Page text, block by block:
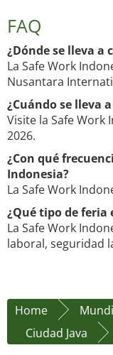
FAQ
¿Dónde se lleva a
La Safe Work
Nusantara
¿Cuándo se lleva
Visite la Safe Work
2026.
¿Con qué
Indonesia?
La Safe Work
¿Qué tipo de feria
La Safe Work
laboral, seguridad
Home
Ciudad Java